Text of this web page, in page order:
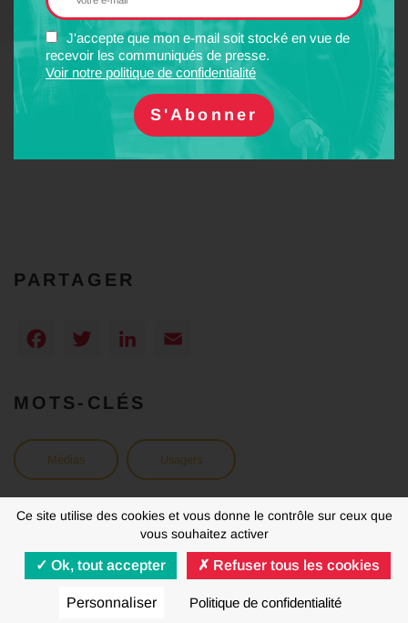
Ce site utilise des cookies et vous donne le contrôle sur ceux que
vous souhaitez activer
Ok, tout accepter Refuser tous les cookies
Personnaliser Politique de confidentialité
J'accepte que mon e-mail soit stocké en vue de
recevoir les communiqués de presse.
Voir notre politique de confidentialité
https://france3-regions.francetvinfo.fr/nouvelle-
aquitaine/enquetes-de-region-transports-quelles-solutions-pour-
nos-trajets-quotidiens-1985881.html
PARTAGER
Facebook
TwitterLinkedIn
MOTS-CLÉS
Médias Usagers
© FNAUT 2020 - 2026 | Tous droits réservés | Made by Agence Mentalo